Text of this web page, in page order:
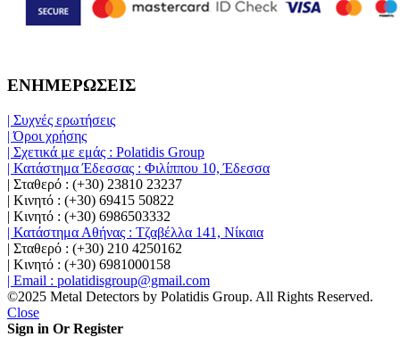
ΕΝΗΜΕΡΩΣΕΙΣ
| Συχνές ερωτήσεις
| Όροι χρήσης
| Σχετικά με εμάς : Polatidis Group
| Κατάστημα Έδεσσας : Φιλίππου 10, Έδεσσα
| Σταθερό : (+30) 23810 23237
| Κινητό : (+30) 69415 50822
| Κινητό : (+30) 6986503332
| Κατάστημα Αθήνας : Τζαβέλλα 141, Νίκαια
| Σταθερό : (+30) 210 4250162
| Κινητό : (+30) 6981000158
| Email : polatidisgroup@gmail.com
©2025 Metal Detectors by Polatidis Group. All Rights Reserved.
Close
Sign in Or Register